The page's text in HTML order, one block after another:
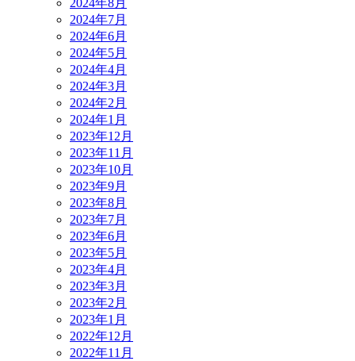
2024年8月
2024年7月
2024年6月
2024年5月
2024年4月
2024年3月
2024年2月
2024年1月
2023年12月
2023年11月
2023年10月
2023年9月
2023年8月
2023年7月
2023年6月
2023年5月
2023年4月
2023年3月
2023年2月
2023年1月
2022年12月
2022年11月